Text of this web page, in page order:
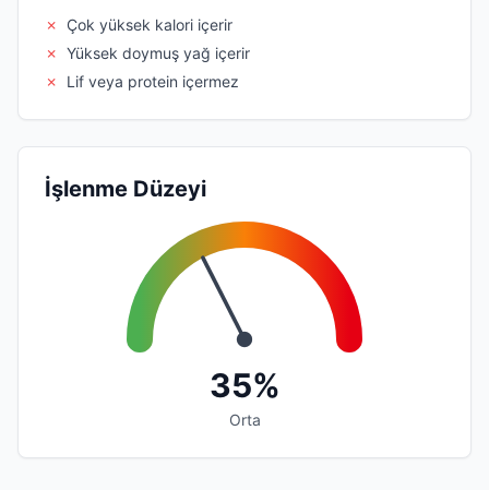
✗
Çok yüksek kalori içerir
✗ Yüksek doymuş yağ içerir
✗
Lif veya protein içermez
İşlenme Düzeyi
35%
Orta